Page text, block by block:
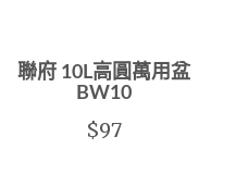
聯府 10L高圓萬用盆
BW10
$97